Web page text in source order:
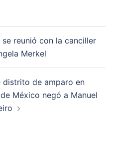
reunió con la canciller
Merkel
distrito de amparo en
México negó a Manuel